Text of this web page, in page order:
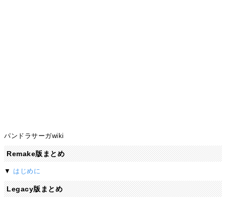
パンドラサーガwiki
Remake版まとめ
▼ はじめに
Legacy版まとめ